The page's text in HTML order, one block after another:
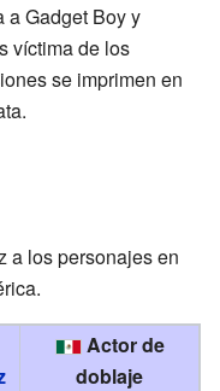
a Gadget Boy y
víctima de los
se imprimen en
a los personajes en
Actor de
doblaje